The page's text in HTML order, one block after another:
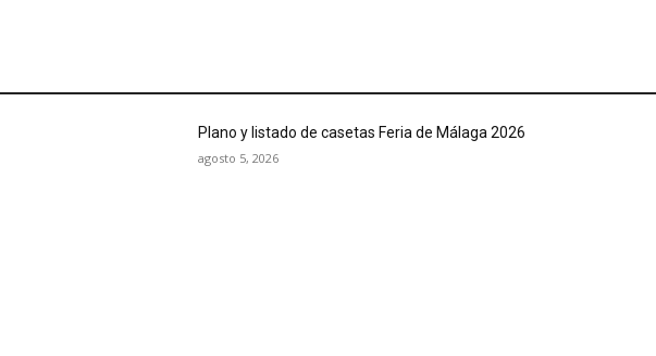
Plano y listado de casetas Feria de Málaga 2026
agosto 5, 2026